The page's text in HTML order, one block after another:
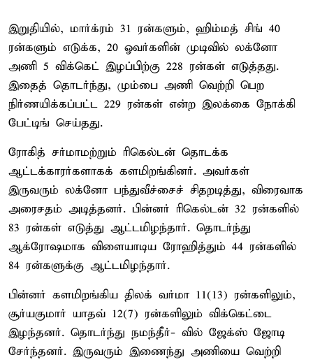
இறுதியில், மார்க்ரம் 31 ரன்களும், ஹிம்மத் சிங் 40
ரன்களும் எடுக்க, 20 ஓவர்களின் முடிவில் லக்னோ
அணி 5 விக்கெட் இழப்பிற்கு 228 ரன்கள் எடுத்தது.
இதைத் தொடர்ந்து, மும்பை அணி வெற்றி பெற
நிர்ணயிக்கப்பட்ட 229 ரன்கள் என்ற இலக்கை நோக்கி
பேட்டிங் செய்தது.
ரோகித் சர்மாமற்றும் ரிகெல்டன் தொடக்க
ஆட்டக்காரர்களாகக் களமிறங்கினர். அவர்கள்
இருவரும் லக்னோ பந்துவீச்சைச் சிதறடித்து, விரைவாக
அரைசதம் அடித்தனர். பின்னர் ரிகெல்டன் 32 ரன்களில்
83 ரன்கள் எடுத்து ஆட்டமிழந்தார். தொடர்ந்து
ஆக்ரோஷமாக விளையாடிய ரோஹித்தும் 44 ரன்களில்
84 ரன்களுக்கு ஆட்டமிழந்தார்.
பின்னர் களமிறங்கிய திலக் வர்மா 11(13) ரன்களிலும்,
சூர்யகுமார் யாதவ் 12(7) ரன்களிலும் விக்கெட்டை
இழந்தனர். தொடர்ந்து நமந்தீர்- வில் ஜேக்ஸ் ஜோடி
சேர்ந்தனர். இருவரும் இணைந்து அணியை வெற்றி